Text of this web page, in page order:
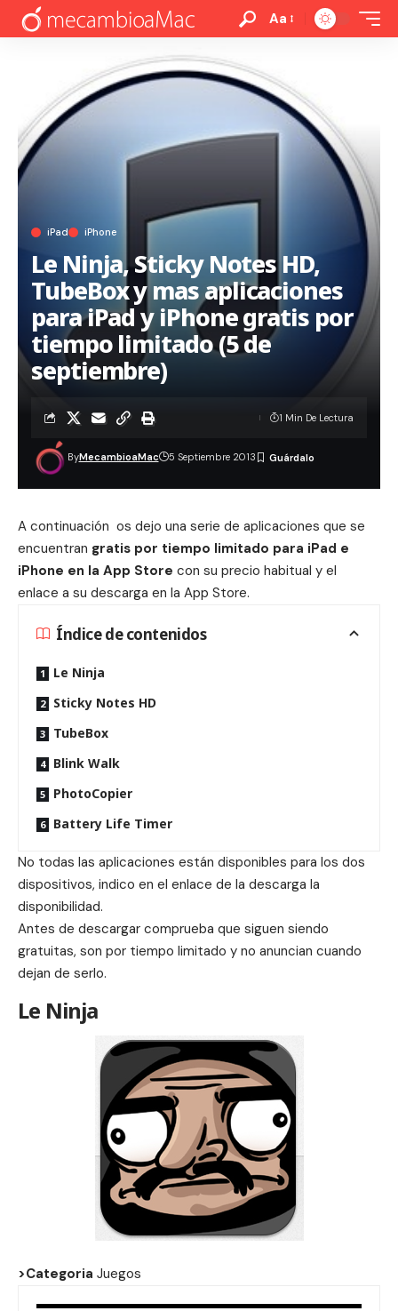
Aa
iPad iPhone
Le Ninja, Sticky Notes HD,
TubeBox y mas aplicaciones
para iPad y iPhone gratis por
tiempo limitado (5 de
septiembre)
ByMecambioaMac 5 Septiembre 2013
1 Min De Lectura
A continuación os dejo una serie de aplicaciones que se
encuentran gratis por tiempo limitado para iPad e
iPhone en la App Store con su precio habitual y el
enlace a su descarga en la App Store.
Índice de contenidos
Le Ninja
Sticky Notes HD
TubeBox
Blink Walk
PhotoCopier
Battery Life Timer
No todas las aplicaciones están disponibles para los dos
dispositivos, indico en el enlace de la descarga la
disponibilidad.
Antes de descargar comprueba que siguen siendo
gratuitas, son por tiempo limitado y no anuncian cuando
dejan de serlo.
Le Ninja
>Categoria Juegos